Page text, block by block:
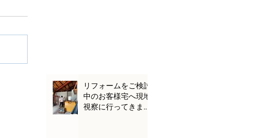
リフォームをご検討
中のお客様宅へ現地
視察に行ってきまし